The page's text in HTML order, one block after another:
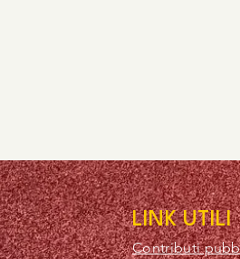
LINK UTILI
Contributi